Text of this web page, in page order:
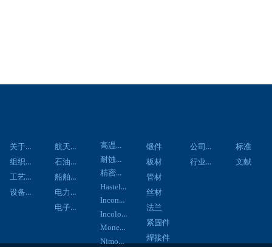
关于我们
组织架构
工艺流程
设备展示
航天航空
石油化工
船舶工程
电力工程
电子通信
高温合金
耐蚀合金
精密合金
Hastelloy合金
Inconel合金
Incoloy合金
Monel合金
Nimonic合金
公司新闻
行业新闻
标准
文献
锻件
板材
管材
丝材
法兰
紧固件
焊接件